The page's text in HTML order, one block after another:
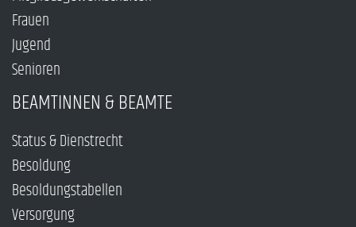
Frauen
Jugend
Senioren
BEAMTINNEN & BEAMTE
Status & Dienstrecht
Besoldung
Besoldungstabellen
Versorgung